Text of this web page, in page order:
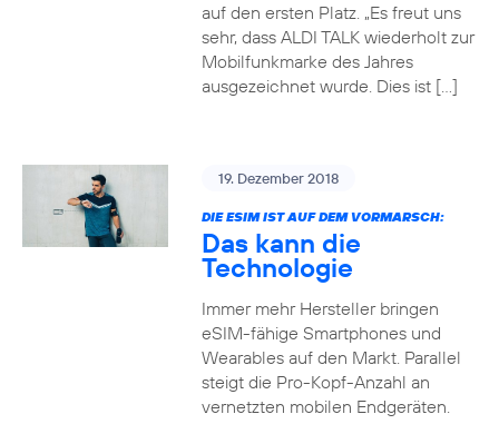
auf den ersten Platz. „Es freut uns
sehr, dass ALDI TALK wiederholt zur
Mobilfunkmarke des Jahres
ausgezeichnet wurde. Dies ist […]
19. Dezember 2018
DIE ESIM IST AUF DEM VORMARSCH:
Das kann die
Technologie
Immer mehr Hersteller bringen
eSIM-fähige Smartphones und
Wearables auf den Markt. Parallel
steigt die Pro-Kopf-Anzahl an
vernetzten mobilen Endgeräten.